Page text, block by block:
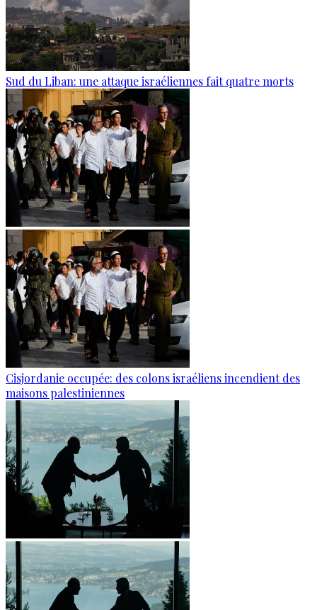
Sud du Liban: une attaque israéliennes fait quatre morts
Cisjordanie occupée: des colons israéliens incendient des
maisons palestiniennes